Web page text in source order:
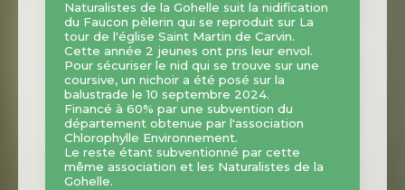
Naturalistes de la Gohelle suit la nidification
du Faucon pèlerin qui se reproduit sur La
tour de l'église Saint Martin de Carvin.
Cette année 2 jeunes ont pris leur envol.
Pour sécuriser le nid qui se trouve sur une
coursive, un nichoir a été posé sur la
balustrade le 10 septembre 2024.
Financé à 60% par une subvention du
département obtenue par l'association
Chlorophylle Environnement.
Le reste étant subventionné par cette
même association et les Naturalistes de la
Gohelle.